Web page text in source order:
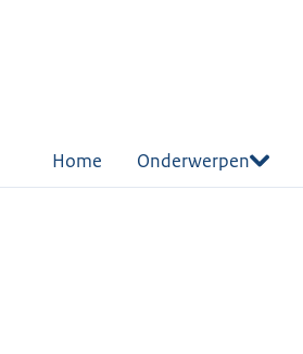
Home Onderwerpen